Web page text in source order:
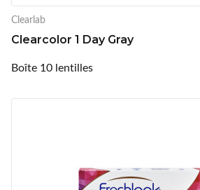
Clearlab
Clearcolor 1 Day Gray
Boîte 10 lentilles